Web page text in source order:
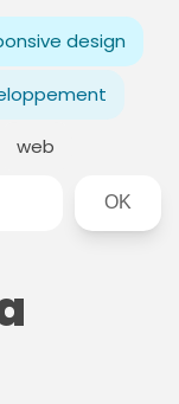
design
web
Rechercher